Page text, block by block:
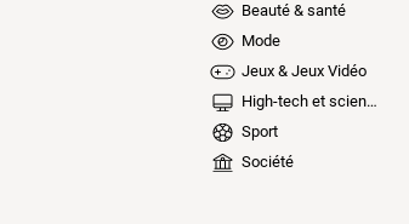
Beauté & santé
Mode
Jeux & Jeux Vidéo
High-tech et sciences
Sport
Société